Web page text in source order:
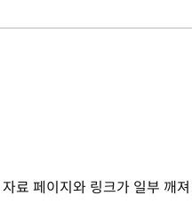
료 페이지와 링크가 일부 깨